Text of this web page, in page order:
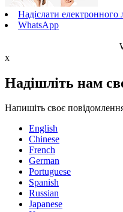
Надіслати електронного
WhatsApp
x
Надішліть нам
Напишіть своє
English
Chinese
French
German
Portuguese
Spanish
Russian
Japanese